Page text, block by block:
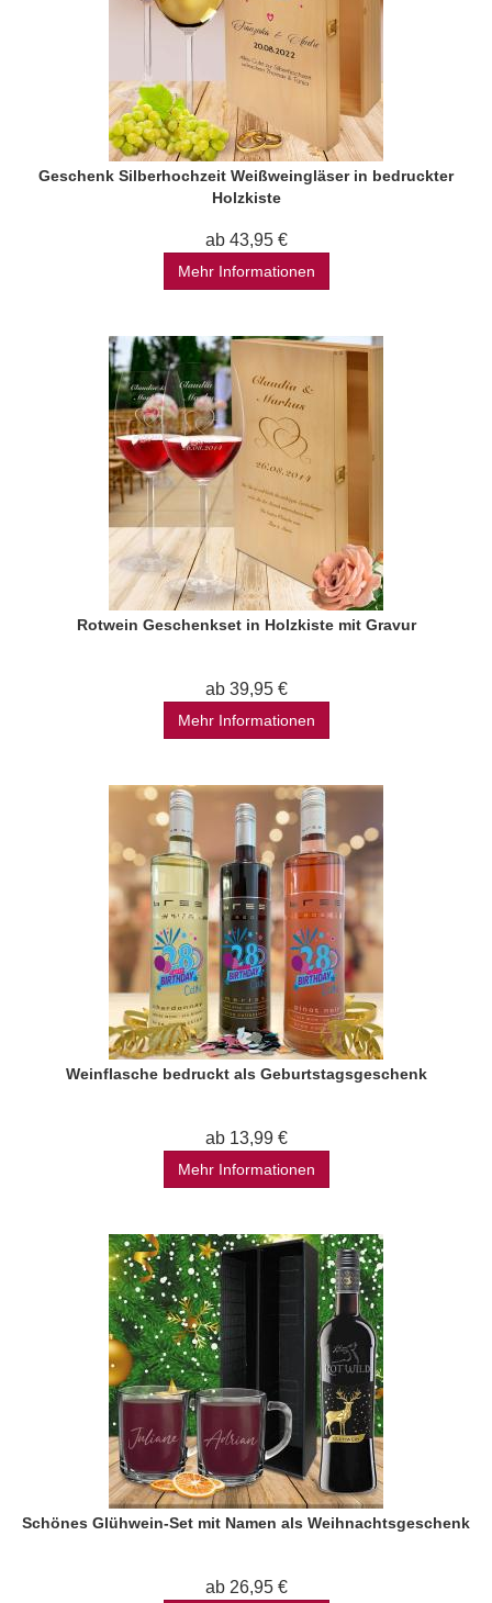
Geschenk Silberhochzeit Weißweingläser in bedruckter
Holzkiste
ab 43,95 €
Mehr Informationen
Rotwein Geschenkset in Holzkiste mit Gravur
ab 39,95 €
Mehr Informationen
Weinflasche bedruckt als Geburtstagsgeschenk
ab 13,99 €
Mehr Informationen
Schönes Glühwein-Set mit Namen als Weihnachtsgeschenk
ab 26,95 €